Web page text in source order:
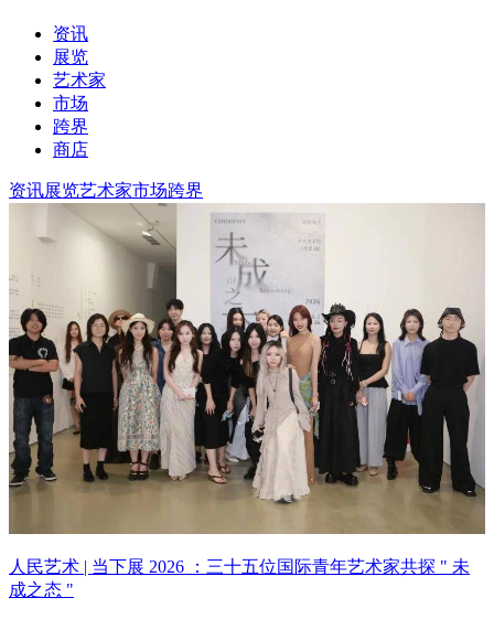
资讯
展览
艺术家
市场
跨界
商店
资讯展览艺术家市场跨界
人民艺术 | 当下展 2026 ：三十五位国际青年艺术家共探 " 未
成之态 "